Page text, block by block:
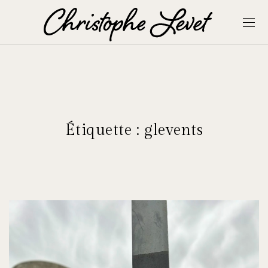
Étiquette : glevents